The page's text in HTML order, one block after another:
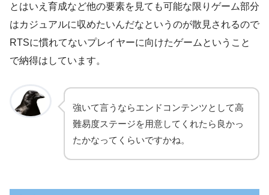
とはいえ育成など他の要素を見ても可能な限りゲーム部分
はカジュアルに収めたいんだなというのが散見されるので
RTSに慣れてないプレイヤーに向けたゲームということ
で納得はしています。
強いて言うならエンドコンテンツとして高
難易度ステージを用意してくれたら良かっ
たかなってくらいですかね。